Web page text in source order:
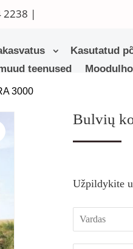
2238 |
Kasutatud
teenused
3000
Bulvių
Užpildykite